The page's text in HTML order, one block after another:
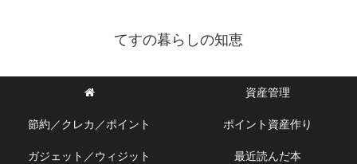
てすの暮らしの知恵
資産管理
節約／クレカ／ポイント ポイント資産作り
ガジェット／ウィジット 最近読んだ本